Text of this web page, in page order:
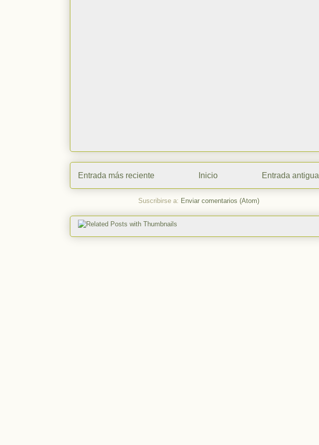
Entrada más reciente Entrada antigua
Inicio
Suscribirse a: Enviar comentarios (Atom)